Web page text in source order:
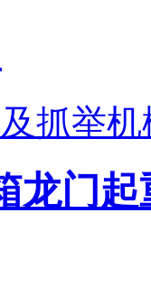
抓举机
龙门起